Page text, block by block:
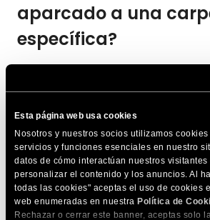
Esta página web usa cookies
Nosotros y nuestros socios utilizamos
servicios y funciones esenciales en nuestro
datos de cómo interactúan nuestros
personalizar el contenido y los anuncios. Al
todas las cookies" aceptas el uso de cookies
web enumeradas en nuestra Política de
Rechazar o cerrar este banner, aceptas solo
aparcado a una
específica?
sitio web, añade las siguientes líneas en
RewriteEngine On
RewriteCond %{HTTP_HOST}
RewriteRule ^(.*)$ https://